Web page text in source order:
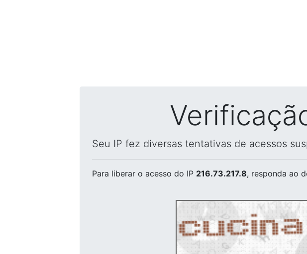
Seu IP fez diversas tentativas de acessos
Para liberar o acesso do IP 216.73.217.8, responda ao